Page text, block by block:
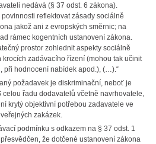
nedává (§ 37 odst. 6 zákona).
reflektovat zásady sociálně
jakož ani z evropských směrnic; na
rámec kogentních ustanovení zákona.
prostor zohlednit aspekty sociálně
zadávacího řízení (mohou tak učinit
při hodnocení nabídek apod.), (…).“
požadavek je diskriminační, neboť je
celou řadu dodavatelů včetně navrhovatele,
krytý objektivní potřebou zadavatele ve
zakázek.
podmínku s odkazem na § 37 odst. 1
že dotčené ustanovení zákona